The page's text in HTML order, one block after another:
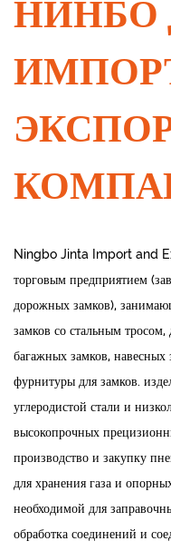
НИНБО
Ningbo Jinta Import and
торговым предприятием
дорожных замков),
замков со стальным
багажных замков,
фурнитуры для замков.
углеродистой стали и
высокопрочных
производство и закупку
для хранения газа и
необходимой для
обработка соединений и